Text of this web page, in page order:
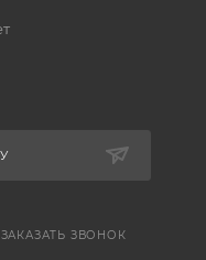
ЗАКАЗАТЬ ЗВОНОК